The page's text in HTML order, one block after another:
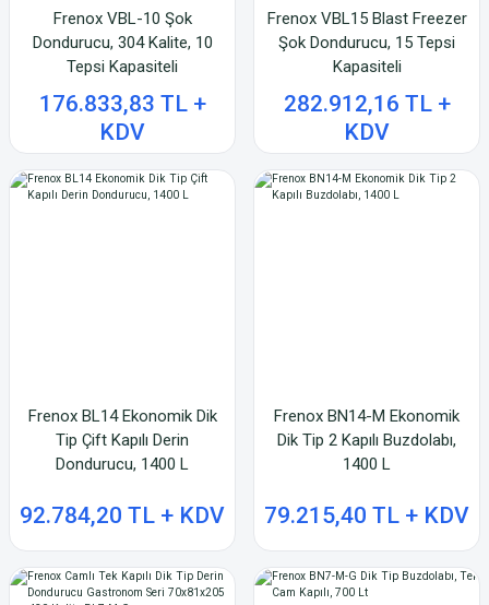
Frenox VBL-10 Şok
Dondurucu, 304 Kalite, 10
Tepsi Kapasiteli
176.833,83 TL +
KDV
Frenox VBL15 Blast Freezer
Şok Dondurucu, 15 Tepsi
Kapasiteli
282.912,16 TL +
KDV
Frenox BL14 Ekonomik Dik
Tip Çift Kapılı Derin
Dondurucu, 1400 L
92.784,20 TL + KDV
Frenox BN14-M Ekonomik
Dik Tip 2 Kapılı Buzdolabı,
1400 L
79.215,40 TL + KDV